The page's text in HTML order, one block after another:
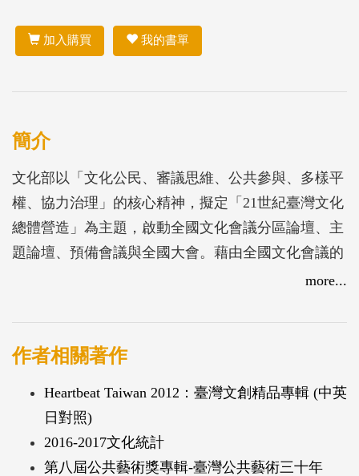
加入購買 我的書單
簡介
文化部以「文化公民、審議思維、公共參與、多樣平
權、協力治理」的核心精神，擬定「21世紀臺灣文化
總體營造」為主題，啟動全國文化會議分區論壇、主
題論壇、預備會議與全國大會。藉由全國文化會議的
召開，重新檢視文化政策並釐清政府的責任，透過所
圖，提出了完整的總結報告。
more...
作者相關著作
Heartbeat Taiwan 2012：臺灣文創精品專輯 (中英
日對照)
2016-2017文化統計
第八屆公共藝術獎專輯-臺灣公共藝術三十年